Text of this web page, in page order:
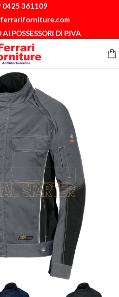
0425 361109
POSSESSORI DI P.IVA